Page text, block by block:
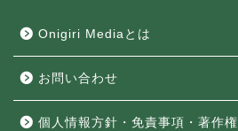
Onigiri Mediaとは
お問い合わせ
個人情報方針・免責事項・著作権